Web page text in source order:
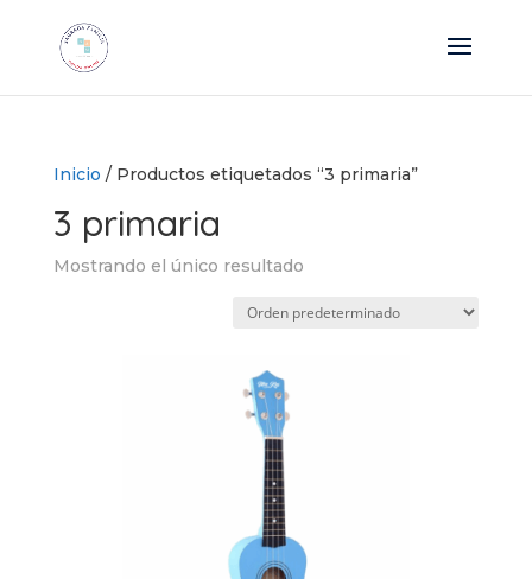
Inicio / Productos etiquetados “3 primaria”
3 primaria
Mostrando el único resultado